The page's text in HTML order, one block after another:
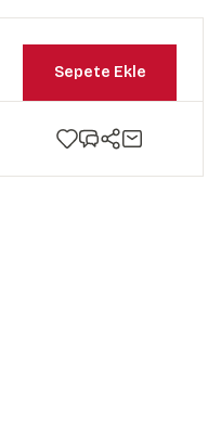
Sepete Ekle